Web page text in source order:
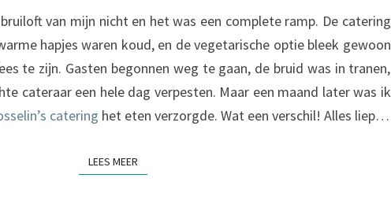
O
E
D
E
C
E
van mijn nicht en het was een complete ramp. De catering
hapjes waren koud, en de vegetarische optie bleek gewoon
te zijn. Gasten begonnen weg te gaan, de bruid was in tranen,
cateraar een hele dag verpesten. Maar een maand later was ik
catering het eten verzorgde. Wat een verschil! Alles liep…
LEES MEER